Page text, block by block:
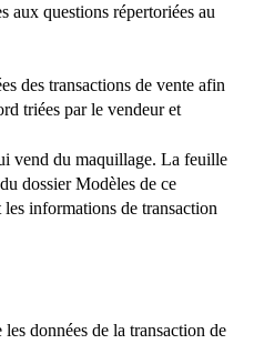
aux questions répertoriées au
des transactions de vente afin
triées par le vendeur et
vend du maquillage. La feuille
dossier Modèles de ce
informations de transaction
données de la transaction de